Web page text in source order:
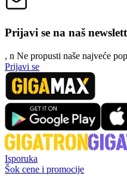
Prijavi se na naš
, n Ne propusti naše najveće
Prijavi se
Isporuka
Šok cene i promocije